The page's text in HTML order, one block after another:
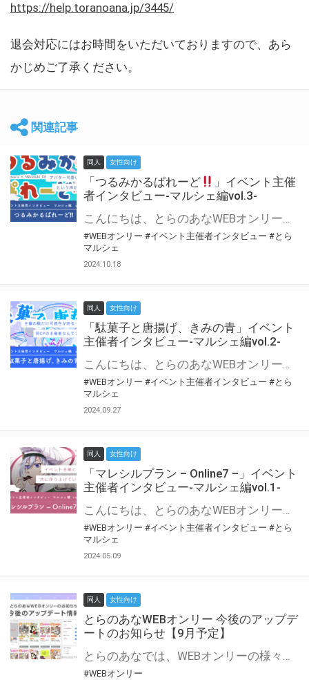
https://help.toranoana.jp/3445/
退会対応にはお時間をいただいておりますので、あら
かじめご了承ください。
関連記事
同人 女性向け
「つるみかるぱれーど
」イベント主催
者インタビュー-マルシェ編vol.3-
こんにちは、とらのあなWEBオンリー運営スタッフです。 新たにお届けする、イベント主催者インタビュー-マルシェ編-は、 とらのあなWEBオンリー「マルシェ」をご利用した主催様に 「マルシェ」を使って開催した感想や心がけをお聞きする企画です。 今回は、WEBオンリー初開催「つるみかるぱれーど
#WEBオンリー #イベント主催者インタビュー #とら
マルシェ
2024.10.18
同人 女性向け
「駄菓子と唐揚げ、きみの青」イベント
主催者インタビュー-マルシェ編vol.2-
こんにちは、とらのあなWEBオンリー運営スタッフです。 新たにお届けする、イベント主催者インタビュー-マルシェ編-は、 とらのあなWEBオンリー「マルシェ」をご利用の主催様に 「マルシェ」を使ってイベントを開催した感想や心がけをお聞きする企画です。 今回は、WEBオンリー初開催「駄菓子と唐揚げ、きみの青」より、 主催のぎこ六屋様にお話を伺いました。 協力：ぎこ六屋様／イベント公式Twitter（@krkgwks） とらのあなWEBオンリー「マルシェ」とは？ WEBオンリーでリアルタイムでコミュニケーションがとれるオンライン会場です。
#WEBオンリー #イベント主催者インタビュー #とら
マルシェ
2024.09.27
同人 女性向け
「マレシルプラン – Online7 –」イベント
主催者インタビュー-マルシェ編vol.1-
こんにちは、とらのあなWEBオンリー運営スタッフです。 新たにお届けする、イベント主催者インタビュー-マルシェ編-は、 とらのあなWEBオンリー「マルシェ」をご利用した主催様に 「マルシェ」を使って開催した感想や心がけをお聞きする企画です。 今回は、WEBオンリー開催7回目迎えた「マレシルプラン – Online7 –」より、 主催の玉川うた様にお話を伺いました。 ▼マレシルプランのインタビュー前回記事 「イベント主催者インタビュー vol.6」はこちら 協力：玉川うた様（マレシルプラン実行委員会 代表）／イベント公式Twitter（@mallesil_plan） とらのあなWEBオンリー「マルシェ」とは？ WEBオンリーでリアルタイムでコミュニケーションがとれるオンライン会場です。
#WEBオンリー #イベント主催者インタビュー #とら
マルシェ
2024.05.09
同人 女性向け
とらのあなWEBオンリー 今後のアップデ
ートのお知らせ【9月予定】
とらのあなでは、WEBオンリーの様々な支援を実施しています。 今回は2021年9月に実装を予定しているアップデート情報についてご紹介いたします。 とらのあなWEBオンリーサイトはこちら
#WEBオンリー